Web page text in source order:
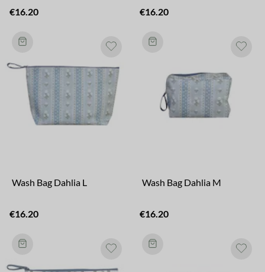
€16.20 €16.20
Wash Bag Dahlia L
€16.20
Wash Bag Dahlia M
€16.20